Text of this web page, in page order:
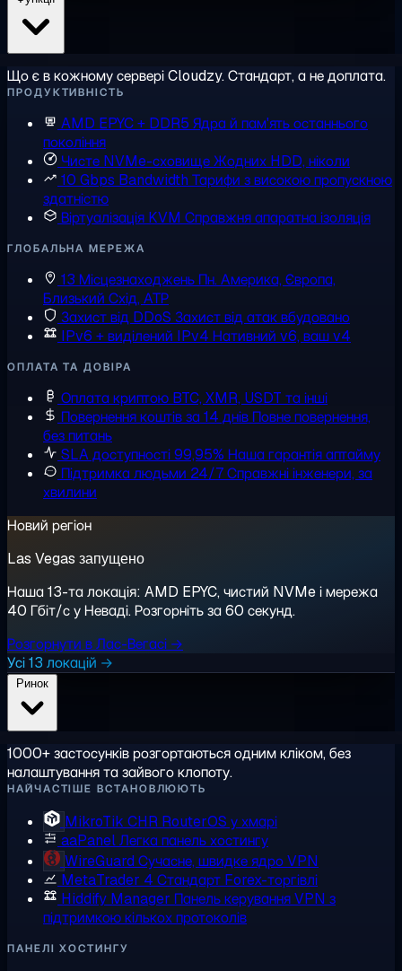
Що є в кожному сервері Cloudzy. Стандарт, а не доплата.
ПРОДУКТИВНІСТЬ
AMD EPYC + DDR5 Ядра й пам'ять останнього
покоління
Чисте NVMe-сховищеЖодних HDD, ніколи
10 Gbps Bandwidth Тарифи з високою пропускною
здатністю
Віртуалізація KVM Справжня апаратна ізоляція
ГЛОБАЛЬНА МЕРЕЖА
13 Місцезнаходжень Пн. Америка, Європа,
Близький Схід, АТР
Захист від DDoS Захист від атак вбудовано
IPv6 + виділений IPv4 Нативний v6, ваш v4
ОПЛАТА ТА ДОВІРА
Оплата криптою BTC, XMR, USDT та інші
Повернення коштів за 14 днів Повне повернення,
без питань
SLA доступності 99,95% Наша гарантія аптайму
Підтримка людьми 24/7Справжні інженери, за
хвилини
Новий регіон
Las Vegas запущено
Наша 13-та локація: AMD EPYC, чистий NVMe і мережа
40 Гбіт/с у Неваді. Розгорніть за 60 секунд.
Розгорнути в Лас-Вегасі →
Усі 13 локацій →
1000+ застосунків розгортаються одним кліком, без
налаштування та зайвого клопоту.
НАЙЧАСТІШЕ ВСТАНОВЛЮЮТЬ
MikroTik CHR RouterOS у хмарі
aaPanelЛегка панель хостингу
WireGuard Сучасне, швидке ядро VPN
MetaTrader 4 Стандарт Forex-торгівлі
Hiddify Manager Панель керування VPN з
підтримкою кількох протоколів
ПАНЕЛІ ХОСТИНГУ